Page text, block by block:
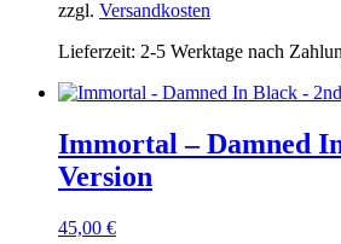
zzgl. Versandkosten
Lieferzeit: 2-5 Werktage nach
Immortal – Damned
Version
45,00 €